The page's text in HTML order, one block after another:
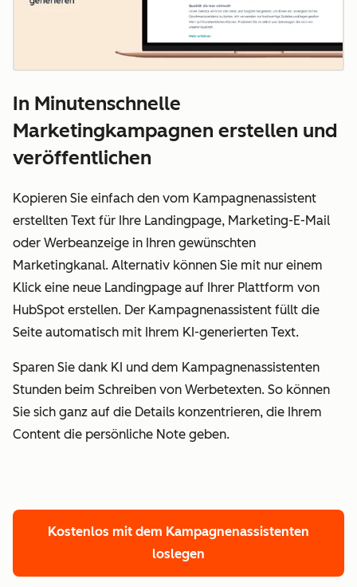
In Minutenschnelle
Marketingkampagnen erstellen und
veröffentlichen
Kopieren Sie einfach den vom Kampagnenassistent
erstellten Text für Ihre Landingpage, Marketing-E-Mail
oder Werbeanzeige in Ihren gewünschten
Marketingkanal. Alternativ können Sie mit nur einem
Klick eine neue Landingpage auf Ihrer Plattform von
HubSpot erstellen. Der Kampagnenassistent füllt die
Seite automatisch mit Ihrem KI-generierten Text.
Sparen Sie dank KI und dem Kampagnenassistenten
Stunden beim Schreiben von Werbetexten. So können
Sie sich ganz auf die Details konzentrieren, die Ihrem
Content die persönliche Note geben.
Kostenlos mit dem Kampagnenassistenten
loslegen